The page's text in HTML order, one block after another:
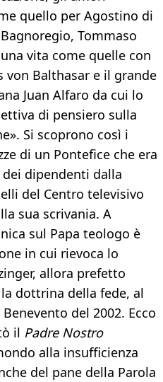
quello per Agostino di
Tommaso
vita come quelle con
von Balthasar e il grande
Juan Alfaro da cui lo
di pensiero sulla
Si scoprono così i
di un Pontefice che era
dipendenti dalla
del Centro televisivo
sua scrivania. A
sul Papa teologo è
in cui rievoca lo
allora prefetto
dottrina della fede, al
del 2002. Ecco
il Padre Nostro
alla insufficienza
del pane della Parola